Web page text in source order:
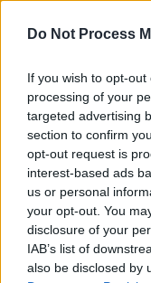
Do Not Process
If you wish to opt-
processing of your
targeted advertising
section to confirm
opt-out request is
interest-based ads
us or personal
your opt-out. You
disclosure of your
IAB’s list of
also be disclosed by
Πρόκειται για
τοίχο μ’ ένα
ασημί
Για αρκετά
χτυπήματα
800.000 δολάρια
εκατ. δολάρια
όταν
σφυρί.
Λίγη ώρα